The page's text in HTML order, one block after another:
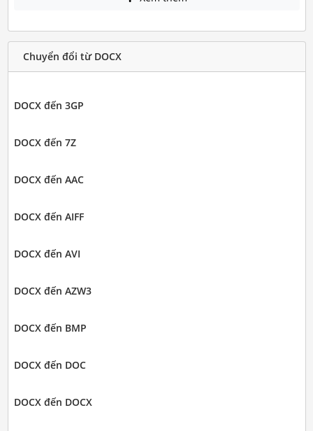
Chuyển đổi từ DOCX
DOCX đến 3GP
DOCX đến 7Z
DOCX đến AAC
DOCX đến AIFF
DOCX đến AVI
DOCX đến AZW3
DOCX đến BMP
DOCX đến DOC
DOCX đến DOCX